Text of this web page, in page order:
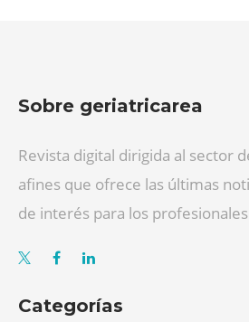
Sobre geriatricarea
Revista digital dirigida al sector
afines que ofrece las últimas
de interés para los
Categorías